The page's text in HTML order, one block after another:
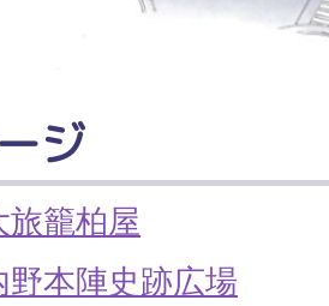
ジ
旅籠柏屋
野本陣史跡広場